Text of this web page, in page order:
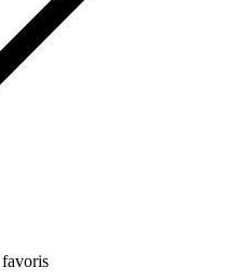
favoris